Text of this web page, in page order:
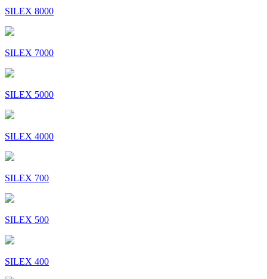
SILEX 8000
SILEX 7000
SILEX 5000
SILEX 4000
SILEX 700
SILEX 500
SILEX 400